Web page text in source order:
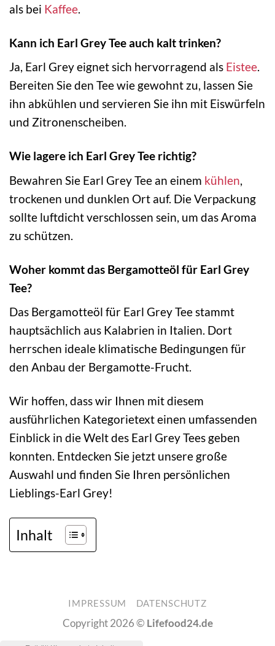
als bei Kaffee.
Kann ich Earl Grey Tee auch kalt trinken?
Ja, Earl Grey eignet sich hervorragend als Eistee.
Bereiten Sie den Tee wie gewohnt zu, lassen Sie
ihn abkühlen und servieren Sie ihn mit Eiswürfeln
und Zitronenscheiben.
Wie lagere ich Earl Grey Tee richtig?
Bewahren Sie Earl Grey Tee an einem kühlen,
trockenen und dunklen Ort auf. Die Verpackung
sollte luftdicht verschlossen sein, um das Aroma
zu schützen.
Woher kommt das Bergamotteöl für Earl Grey
Tee?
Das Bergamotteöl für Earl Grey Tee stammt
hauptsächlich aus Kalabrien in Italien. Dort
herrschen ideale klimatische Bedingungen für
den Anbau der Bergamotte-Frucht.
Wir hoffen, dass wir Ihnen mit diesem
ausführlichen Kategorietext einen umfassenden
Einblick in die Welt des Earl Grey Tees geben
konnten. Entdecken Sie jetzt unsere große
Auswahl und finden Sie Ihren persönlichen
Lieblings-Earl Grey!
Inhalt
IMPRESSUM DATENSCHUTZ
Copyright 2026 © Lifefood24.de